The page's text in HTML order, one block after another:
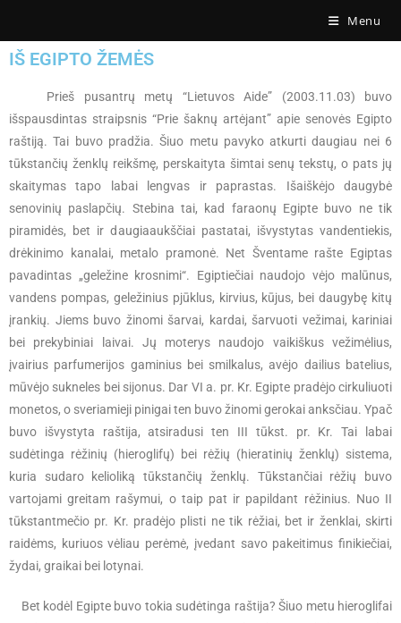
Menu
IŠ EGIPTO ŽEMĖS
Prieš pusantrų metų “Lietuvos Aide” (2003.11.03) buvo
išspausdintas straipsnis “Prie šaknų artėjant” apie senovės Egipto
raštiją. Tai buvo pradžia. Šiuo metu pavyko atkurti daugiau nei 6
tūkstančių ženklų reikšmę, perskaityta šimtai senų tekstų, o pats jų
skaitymas tapo labai lengvas ir paprastas. Išaiškėjo daugybė
senovinių paslapčių. Stebina tai, kad faraonų Egipte buvo ne tik
piramidės, bet ir daugiaaukščiai pastatai, išvystytas vandentiekis,
drėkinimo kanalai, metalo pramonė. Net Šventame rašte Egiptas
pavadintas „geležine krosnimi“. Egiptiečiai naudojo vėjo malūnus,
vandens pompas, geležinius pjūklus, kirvius, kūjus, bei daugybę kitų
įrankių. Jiems buvo žinomi šarvai, kardai, šarvuoti vežimai, kariniai
bei prekybiniai laivai. Jų moterys naudojo vaikiškus vežimėlius,
įvairius parfumerijos gaminius bei smilkalus, avėjo dailius batelius,
mūvėjo sukneles bei sijonus. Dar VI a. pr. Kr. Egipte pradėjo cirkuliuoti
monetos, o sveriamieji pinigai ten buvo žinomi gerokai anksčiau. Ypač
buvo išvystyta raštija, atsiradusi ten III tūkst. pr. Kr. Tai labai
sudėtinga rėžinių (hieroglifų) bei rėžių (hieratinių ženklų) sistema,
kuria sudaro kelioliką tūkstančių ženklų. Tūkstančiai rėžių buvo
vartojami greitam rašymui, o taip pat ir papildant rėžinius. Nuo II
tūkstantmečio pr. Kr. pradėjo plisti ne tik rėžiai, bet ir ženklai, skirti
raidėms, kuriuos vėliau perėmė, įvedant savo pakeitimus finikiečiai,
žydai, graikai bei lotynai.
Bet kodėl Egipte buvo tokia sudėtinga raštija? Šiuo metu hieroglifai